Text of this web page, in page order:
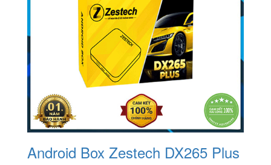
Android Box Zestech DX265 Plus